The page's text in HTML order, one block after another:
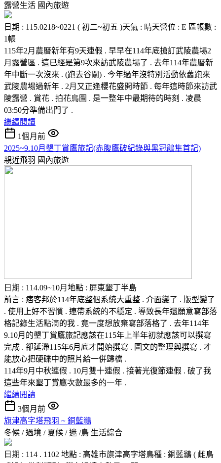
露營生活 國內旅遊
日期 : 115.0218~0221 ( 初二~初五 )天氣 : 晴天營位 : E 區帳數 :
1帳
115年2月農曆新年有9天連假 . 早早在114年底搶訂武陵農場2
月露營區 . 這已經是第9次來訪武陵農場了 . 去年114年農曆新
年中斷一次沒來 . (跑去谷關) . 今年過年沒特別活動依舊跑來
武陵農場過新年 . 2月又正逢櫻花盛開時節 . 每年這時節來訪武
陵露營 . 賞花 . 拍花鳥圖 . 是一整年中最期待的時刻 . 凌晨
03:50分準備出門了 .
繼續閱讀
1個月前
2025~9.10月墾丁賞鷹旅記(赤腹鷹破紀錄與黑冠鵑隼首記)
親近飛羽 國內旅遊
日期 : 114.09~10月地點 : 屏東墾丁半島
前言 : 痞客邦於114年底整個系統大重整 . 介面變了 . 版型變了
. 使用上好不習慣 . 連帶系統的不穩定 . 導致長年還願意寫部落
格記錄生活點滴的我 . 竟一度想放棄寫部落格了 . 去年114年
9.10月的墾丁賞鷹旅記應該在115年上半年初就應該可以撰寫
完成 . 卻延滯115年6月底才開始撰寫 . 圖文的整理與撰寫 . 才
能放心把硬碟中的照片給一併歸檔 .
114年9月中秋連假 . 10月雙十連假 . 接著光復節連假 . 破了我
這些年來墾丁賞鷹次數最多的一年 .
繼續閱讀
3個月前
旗津高字塔飛羽 ~ 銅藍鶲
冬候 / 過境 / 夏候 / 迷 /鳥 生活綜合
日期 : 114 . 1102 地點 : 高雄市旗津高字塔鳥種 : 銅藍鶲 ( 雌鳥